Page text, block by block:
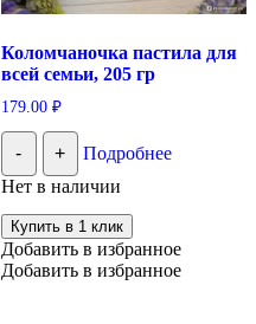
Коломчаночка пастила для
всей семьи, 205 гр
179.00 ₽
- +
Подробнее
Нет в наличии
Купить в 1 клик
Добавить в избранное
Добавить в избранное